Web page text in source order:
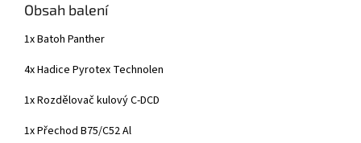
Obsah balení
1x Batoh Panther
4x Hadice Pyrotex Technolen
1x Rozdělovač kulový C-DCD
1x Přechod B75/C52 Al